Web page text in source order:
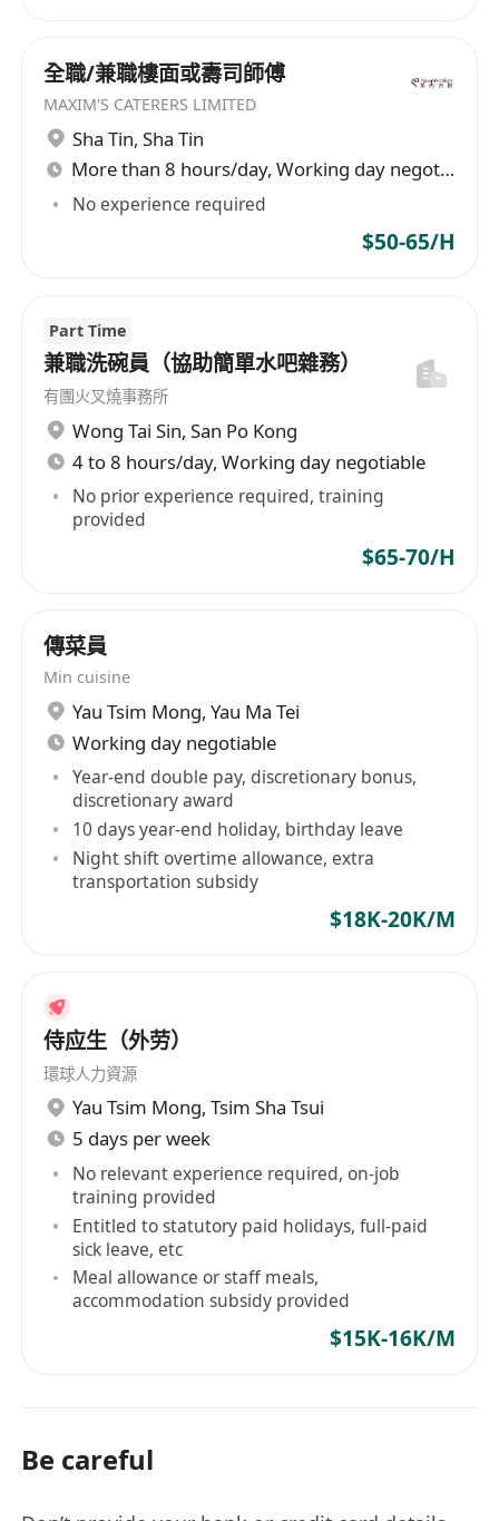
全職/兼職樓面或壽司師傅
MAXIM'S CATERERS LIMITED
Sha Tin, Sha Tin
More than 8 hours/day, Working day negotiable
No experience required
$50-65/H
Part Time
兼職洗碗員（協助簡單水吧雜務）
有團火叉燒事務所
Wong Tai Sin, San Po Kong
4 to 8 hours/day, Working day negotiable
No prior experience required, training
provided
$65-70/H
傳菜員
Min cuisine
Yau Tsim Mong, Yau Ma Tei
Working day negotiable
Year-end double pay, discretionary bonus,
discretionary award
10 days year-end holiday, birthday leave
Night shift overtime allowance, extra
transportation subsidy
$18K-20K/M
侍应生（外劳）
環球人力資源
Yau Tsim Mong, Tsim Sha Tsui
5 days per week
No relevant experience required, on-job
training provided
Entitled to statutory paid holidays, full-paid
sick leave, etc
Meal allowance or staff meals,
accommodation subsidy provided
$15K-16K/M
Be careful